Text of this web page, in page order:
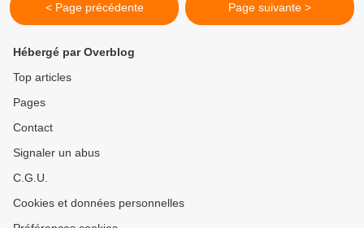
< Page précédente Page suivante >
Hébergé par Overblog
Top articles
Pages
Contact
Signaler un abus
C.G.U.
Cookies et données personnelles